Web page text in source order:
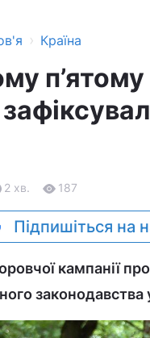
› Країна
2 хв. 187
Підпишіться на
кампанії
законодавства